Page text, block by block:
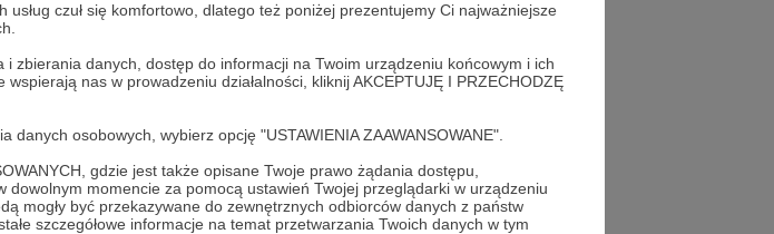
czuł się komfortowo, dlatego też poniżej prezentujemy Ci najważniejsze
zbierania danych, dostęp do informacji na Twoim urządzeniu końcowym i ich
nas w prowadzeniu działalności, kliknij AKCEPTUJĘ I PRZECHODZĘ
osobowych, wybierz opcję "USTAWIENIA ZAAWANSOWANE".
gdzie jest także opisane Twoje prawo żądania dostępu,
momencie za pomocą ustawień Twojej przeglądarki w urządzeniu
mogły być przekazywane do zewnętrznych odbiorców danych z państw
szczegółowe informacje na temat przetwarzania Twoich danych w tym
mnie
lub